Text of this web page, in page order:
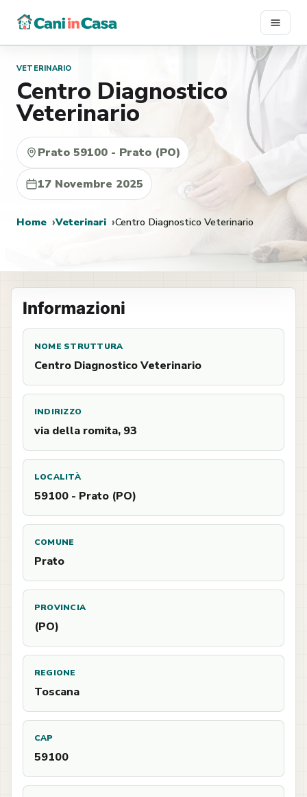
contenuto
VETERINARIO
Centro Diagnostico
Veterinario
Prato 59100 - Prato (PO)
17 Novembre 2025
Home Veterinari Centro Diagnostico Veterinario
Informazioni
NOME STRUTTURA
Centro Diagnostico Veterinario
INDIRIZZO
via della romita, 93
LOCALITÀ
59100 - Prato (PO)
COMUNE
Prato
PROVINCIA
(PO)
REGIONE
Toscana
CAP
59100